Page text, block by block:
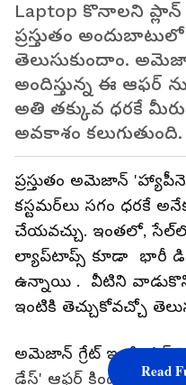
Laptop కొనాలని
ప్రస్తుతం
తెలుసుకుందాం.
అందిస్తున్న ఈ ఆఫర్
అతి తక్కువ ధరకే
అవకాశం కలుగుతుంది.
ప్రస్తుతం అమెజాన్
కస్టమర్‌లు సగం ధరకే
చేయవచ్చు. ఇంతలో, సేల్‌లో
ల్యాప్‌టాప్స్ కూడా భారీ
ఉన్నాయి . వీటిని
ఇంటికి తెచ్చుకోవచ్చో
అమెజాన్ గ్రేట్ ఇండియన్
డేస్' ఆఫర్ కింద
Read